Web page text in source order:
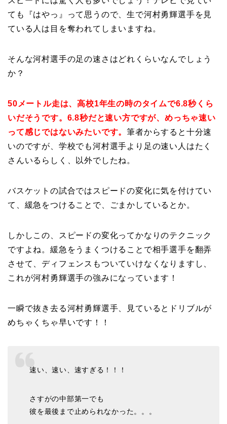
ても『はやっ』って思うので、生で河村勇輝選手を見
ている人は目を奪われてしまいますね。
そんな河村選手の足の速さはどれくらいなんでしょう
か？
50メートル走は、高校1年生の時のタイムで6.8秒くら
いだそうです。6.8秒だと速い方ですが、めっちゃ速い
って感じではないみたいです。筆者からすると十分速
いのですが、学校でも河村選手より足の速い人はたく
さんいるらしく、以外でしたね。
バスケットの試合ではスピードの変化に気を付けてい
て、緩急をつけることで、ごまかしているとか。
しかしこの、スピードの変化ってかなりのテクニック
ですよね。緩急をうまくつけることで相手選手を翻弄
させて、ディフェンスもついていけなくなりますし、
これが河村勇輝選手の強みになっています！
一瞬で抜き去る河村勇輝選手、見ているとドリブルが
めちゃくちゃ早いです！！
速い、速い、速すぎる！！！
さすがの中部第一でも
彼を最後まで止められなかった。。。